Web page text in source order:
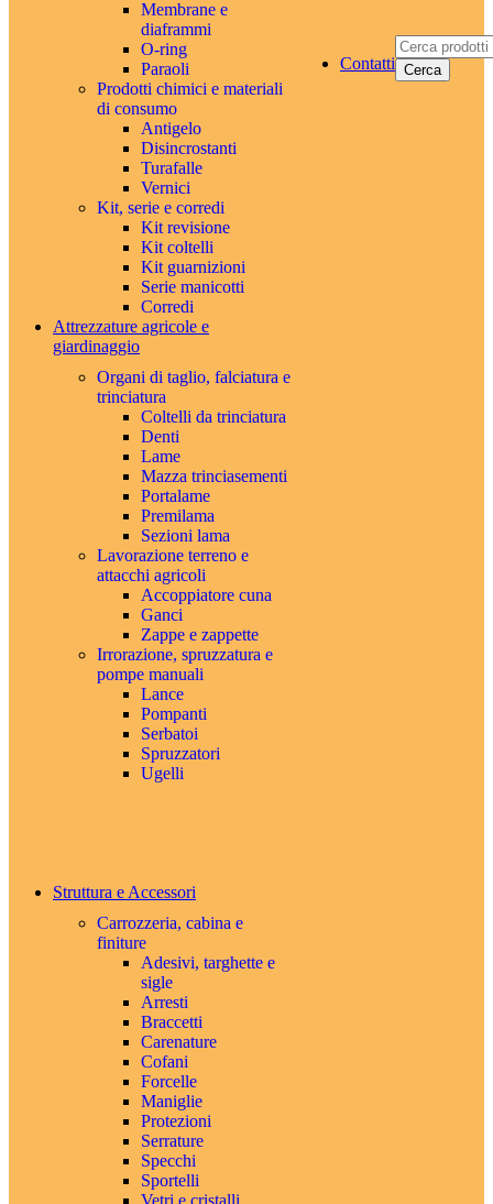
Membrane e
diaframmi
O-ring
Paraoli
Prodotti chimici e materiali
di consumo
Antigelo
Disincrostanti
Turafalle
Vernici
Kit, serie e corredi
Kit revisione
Kit coltelli
Kit guarnizioni
Serie manicotti
Corredi
Attrezzature agricole e
giardinaggio
Organi di taglio, falciatura e
trinciatura
Coltelli da trinciatura
Denti
Lame
Mazza trinciasementi
Portalame
Premilama
Sezioni lama
Lavorazione terreno e
attacchi agricoli
Accoppiatore cuna
Ganci
Zappe e zappette
Irrorazione, spruzzatura e
pompe manuali
Lance
Pompanti
Serbatoi
Spruzzatori
Ugelli
Struttura e Accessori
Carrozzeria, cabina e
finiture
Adesivi, targhette e
sigle
Arresti
Braccetti
Carenature
Cofani
Forcelle
Maniglie
Protezioni
Serrature
Specchi
Sportelli
Vetri e cristalli
Contatti Cerca